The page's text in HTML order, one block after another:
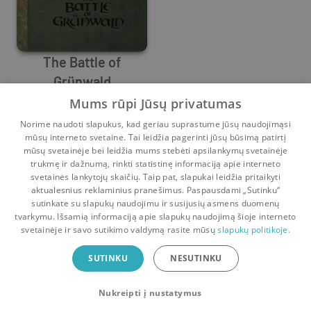
The Battle of
Grünwald
Mečislovas Jučas
Pradinis Krepšelis Pokalbiai Pranešimai Paskyra
Bookswap programėlė
Mainykis knygomis dar patogiau!
Uždaryti
Mums rūpi Jūsų privatumas
Norime naudoti slapukus, kad geriau suprastume jūsų naudojimąsi
mūsų interneto svetaine. Tai leidžia pagerinti jūsų būsimą patirtį
mūsų svetainėje bei leidžia mums stebėti apsilankymų svetainėje
trukmę ir dažnumą, rinkti statistinę informaciją apie interneto
svetainės lankytojų skaičių. Taip pat, slapukai leidžia pritaikyti
aktualesnius reklaminius pranešimus. Paspausdami „Sutinku“
sutinkate su slapukų naudojimu ir susijusių asmens duomenų
tvarkymu. Išsamią informaciją apie slapukų naudojimą šioje interneto
svetainėje ir savo sutikimo valdymą rasite mūsųslapukų politikoje.
SUTINKU NESUTINKU
Nukreipti į nustatymus